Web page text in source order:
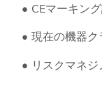
CEマーキン
現在の機器
リスクマネ